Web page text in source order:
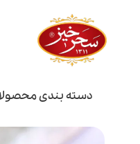
دسته بندی